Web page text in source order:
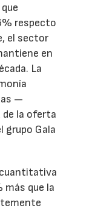
respecto
el sector
en
La
—
la oferta
grupo Gala
más que la